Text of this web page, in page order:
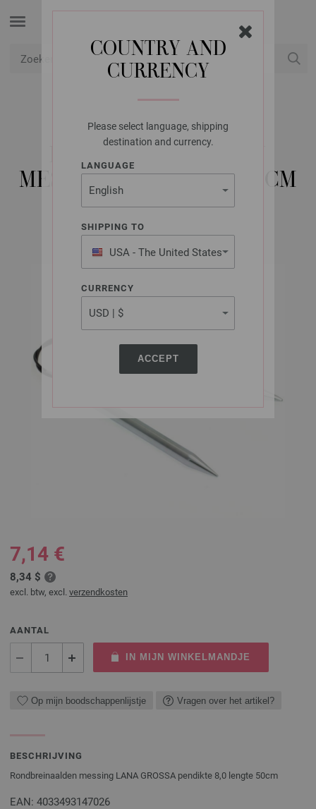
COUNTRY AND
CURRENCY
Please select language, shipping
destination and currency.
LANGUAGE
SHIPPING TO
USA - The United States
of America
CURRENCY
ACCEPT
LANA GROSSA
RONDBREINAALDEN
MESSING DIKTE 8,0/50CM
7,14 €
8,34 $
excl. btw, excl. verzendkosten
AANTAL
IN MIJN WINKELMANDJE
Op mijn boodschappenlijstje Vragen over het artikel?
BESCHRIJVING
Rondbreinaalden messing LANA GROSSA pendikte 8,0 lengte 50cm
EAN: 4033493147026